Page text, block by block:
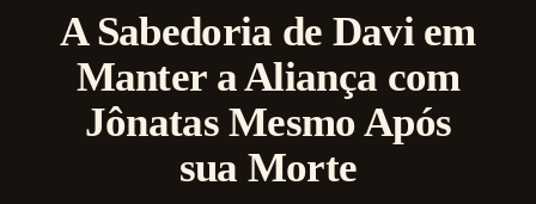
A Sabedoria de Davi em
Manter a Aliança com
Jônatas Mesmo Após
sua Morte